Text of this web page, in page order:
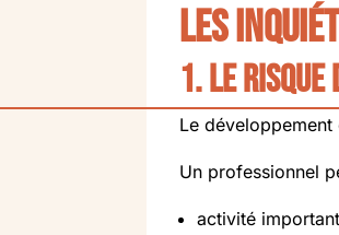
Les
1. Le
Le
Un professionnel
activité